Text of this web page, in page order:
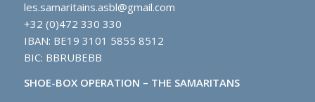
les.samaritains.asbl@gmail.com
+32 (0)472 330 330
IBAN: BE19 3101 5855 8512
BIC: BBRUBEBB
SHOE-BOX OPERATION – THE SAMARITANS